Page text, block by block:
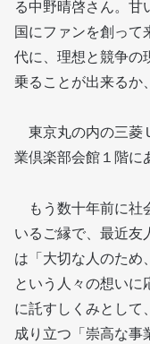
る中野晴啓さん。甘
国にファンを創って
代に、理想と競争の
乗ることが出来るか
東京丸の内の三菱
業倶楽部会館１階に
もう数十年前に社
いるご縁で、最近友
は「大切な人のため
という人々の想いに
に託すしくみとして
成り立つ「崇高な事